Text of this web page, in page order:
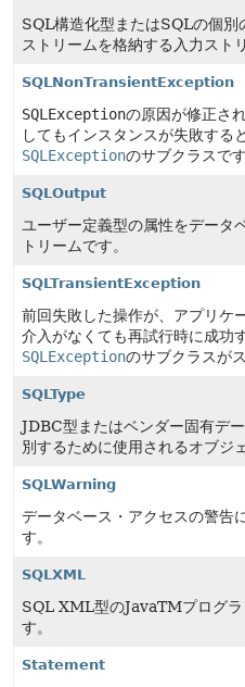
SQL構造化型またはSQLの個別
ストリームを格納する入力スト
SQLNonTransientException
SQLExceptionの原因が修正さ
してもインスタンスが失敗する
SQLExceptionのサブクラスです
SQLOutput
ユーザー定義型の属性をデータ
トリームです。
SQLTransientException
前回失敗した操作が、アプリケ
介入がなくても再試行時に成功
SQLExceptionのサブクラスが
SQLType
JDBC型またはベンダー固有デ
別するために使用されるオブジ
SQLWarning
データベース・アクセスの警告
す。
SQLXML
SQL XML型のJavaTMプログ
す。
Statement